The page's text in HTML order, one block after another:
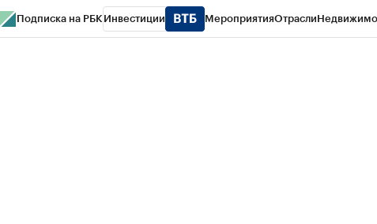
Подписка на РБК Инвестиции МероприятияОтрасли